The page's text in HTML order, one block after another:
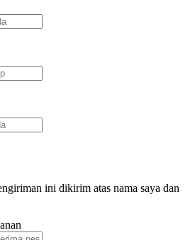
ini dikirim atas nama saya dan